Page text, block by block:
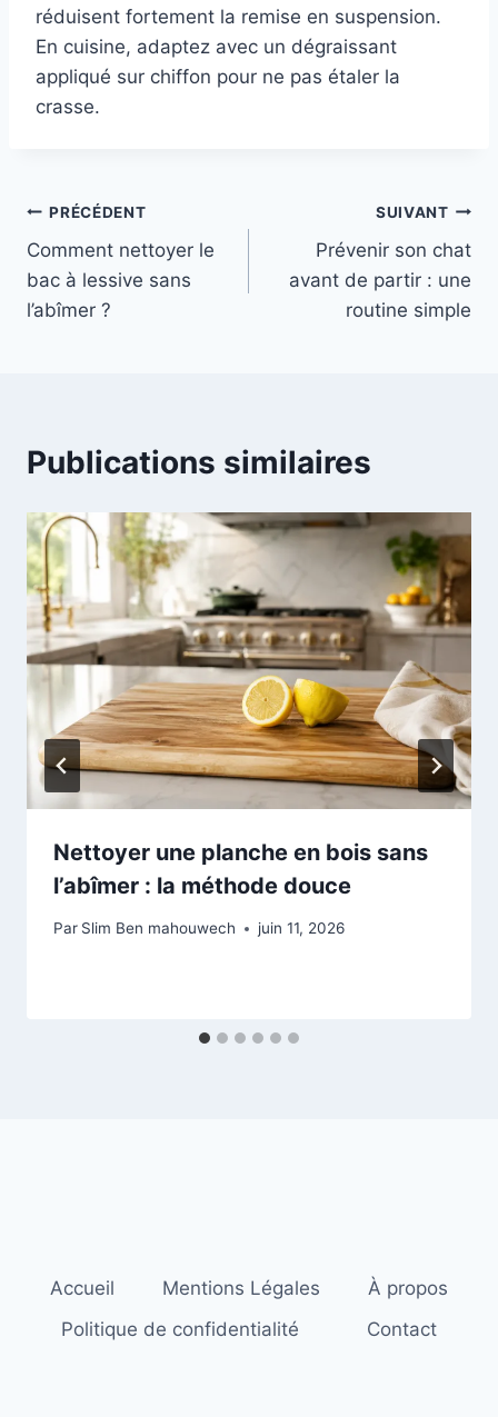
réduisent fortement la remise en suspension.
En cuisine, adaptez avec un dégraissant
appliqué sur chiffon pour ne pas étaler la
crasse.
Navigation
de
l’article
PRÉCÉDENT
Comment nettoyer le
bac à lessive sans
l’abîmer ?
SUIVANT
Prévenir son chat
avant de partir : une
routine simple
Publications similaires
Nettoyer une planche en bois sans
l’abîmer : la méthode douce
Par Slim Ben mahouwech juin 11, 2026
Accueil Mentions Légales
À propos
Politique de confidentialité
Contact